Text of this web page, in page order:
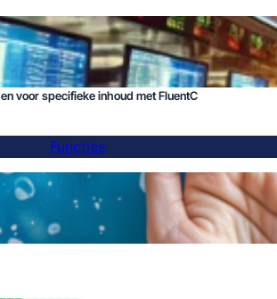
voor specifieke inhoud met FluentC
Functies